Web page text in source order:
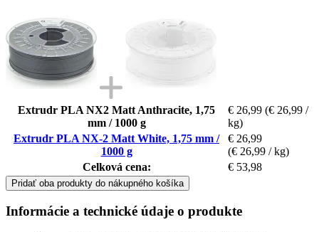
Extrudr PLA NX2 Matt Anthracite, 1,75
mm / 1000 g
€ 26,99 (€ 26,99 /
kg)
Extrudr PLA NX-2 Matt White, 1,75 mm /
1000 g
€ 26,99
(€ 26,99 / kg)
Celková cena:
€ 53,98
Pridať oba produkty do nákupného košíka
Informácie a technické údaje o produkte